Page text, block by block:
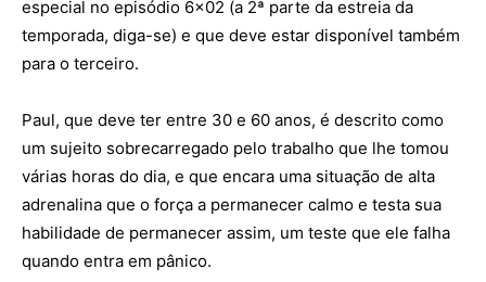
especial no episódio 6×02 (a 2ª parte da estreia da
temporada, diga-se) e que deve estar disponível também
para o terceiro.
Paul, que deve ter entre 30 e 60 anos, é descrito como
um sujeito sobrecarregado pelo trabalho que lhe tomou
várias horas do dia, e que encara uma situação de alta
adrenalina que o força a permanecer calmo e testa sua
habilidade de permanecer assim, um teste que ele falha
quando entra em pânico.